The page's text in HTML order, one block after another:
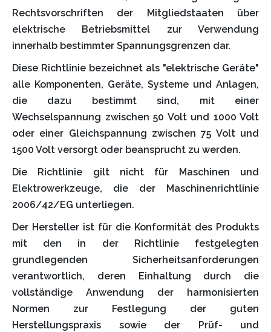
Rechtsvorschriften der Mitgliedstaaten über
elektrische Betriebsmittel zur Verwendung
innerhalb bestimmter Spannungsgrenzen dar.
Diese Richtlinie bezeichnet als "elektrische Geräte"
alle Komponenten, Geräte, Systeme und Anlagen,
die dazu bestimmt sind, mit einer
Wechselspannung zwischen 50 Volt und 1000 Volt
oder einer Gleichspannung zwischen 75 Volt und
1500 Volt versorgt oder beansprucht zu werden.
Die Richtlinie gilt nicht für Maschinen und
Elektrowerkzeuge, die der Maschinenrichtlinie
2006/42/EG unterliegen.
Der Hersteller ist für die Konformität des Produkts
mit den in der Richtlinie festgelegten
grundlegenden Sicherheitsanforderungen
verantwortlich, deren Einhaltung durch die
vollständige Anwendung der harmonisierten
Normen zur Festlegung der guten
Herstellungspraxis sowie der Prüf- und